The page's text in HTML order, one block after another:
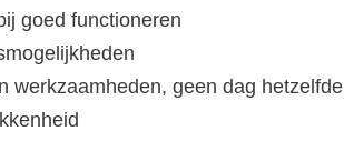
goed functioneren
werkzaamheden, geen dag hetzelfde